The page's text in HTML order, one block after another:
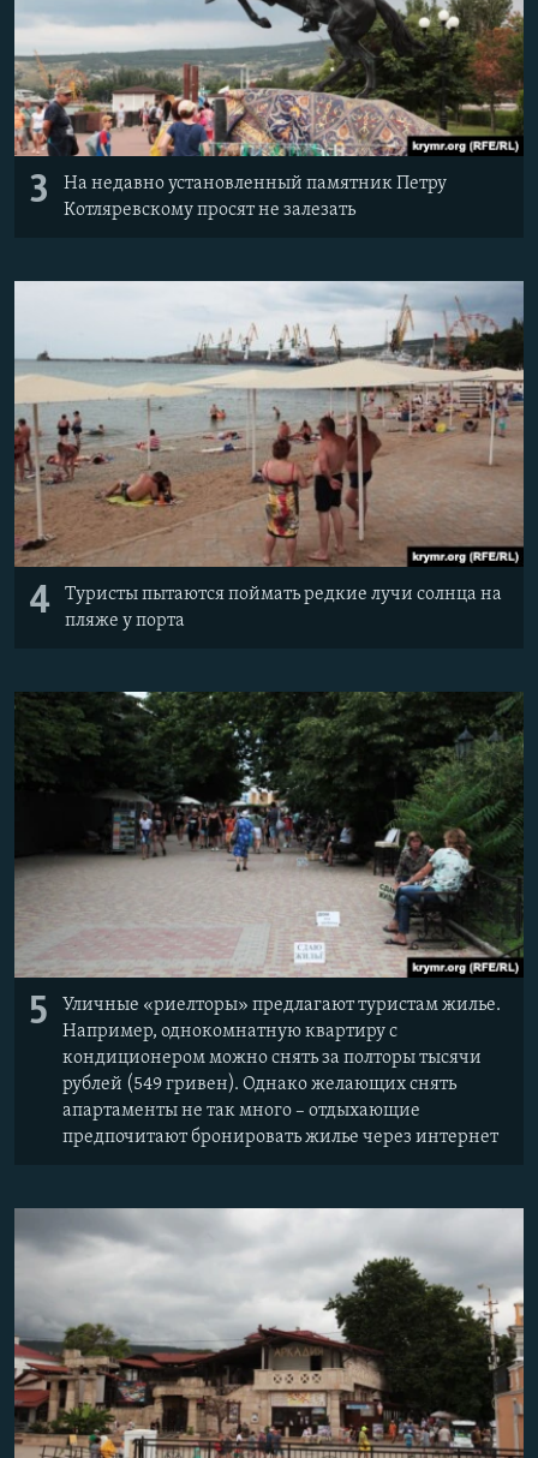
3
На недавно установленный памятник Петру
Котляревскому просят не залезать
4
Туристы пытаются поймать редкие лучи солнца на
пляже у порта
5
Уличные «риелторы» предлагают туристам жилье.
Например, однокомнатную квартиру с
кондиционером можно снять за полторы тысячи
рублей (549 гривен). Однако желающих снять
апартаменты не так много – отдыхающие
предпочитают бронировать жилье через интернет